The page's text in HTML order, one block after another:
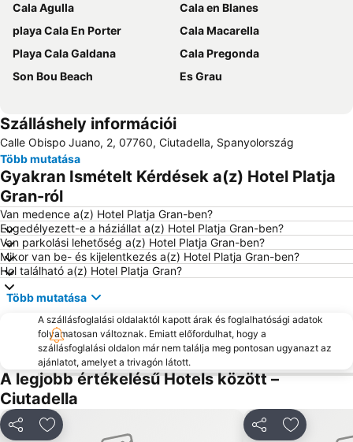
Cala Agulla
Cala en Blanes
playa Cala En Porter
Cala Macarella
Playa Cala Galdana
Cala Pregonda
Son Bou Beach
Es Grau
Szálláshely információi
Calle Obispo Juano, 2, 07760, Ciutadella, Spanyolország
Több mutatása
Gyakran Ismételt Kérdések a(z) Hotel Platja
Gran-ról
Van medence a(z) Hotel Platja Gran-ben?
Engedélyezett-e a háziállat a(z) Hotel Platja Gran-ben?
Van parkolási lehetőség a(z) Hotel Platja Gran-ben?
Mikor van be- és kijelentkezés a(z) Hotel Platja Gran-ben?
Hol található a(z) Hotel Platja Gran?
Több mutatása
A szállásfoglalási oldalaktól kapott árak és foglalhatósági adatok
folyamatosan változnak. Emiatt előfordulhat, hogy a
szállásfoglalási oldalon már nem találja meg pontosan ugyanazt az
ajánlatot, amelyet a trivagón látott.
A legjobb értékelésű Hotels között –
Ciutadella
MegosztásHozzáadás a kedvencekhez Megosztás